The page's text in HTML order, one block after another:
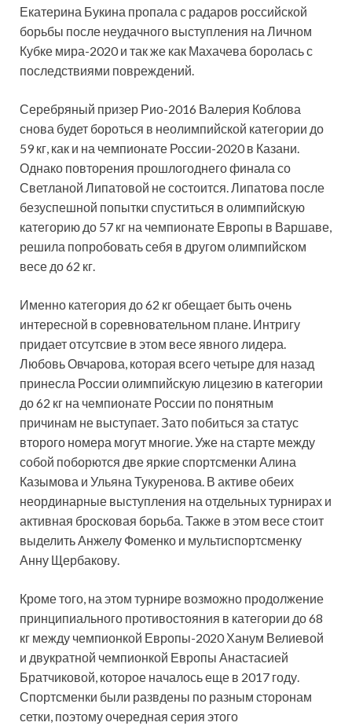
Екатерина Букина пропала с радаров российской
борьбы после неудачного выступления на Личном
Кубке мира-2020 и так же как Махачева боролась с
последствиями повреждений.
Серебряный призер Рио-2016 Валерия Коблова
снова будет бороться в неолимпийской категории до
59 кг, как и на чемпионате России-2020 в Казани.
Однако повторения прошлогоднего финала со
Светланой Липатовой не состоится. Липатова после
безуспешной попытки спуститься в олимпийскую
категорию до 57 кг на чемпионате Европы в Варшаве,
решила попробовать себя в другом олимпийском
весе до 62 кг.
Именно категория до 62 кг обещает быть очень
интересной в соревновательном плане. Интригу
придает отсутсвие в этом весе явного лидера.
Любовь Овчарова, которая всего четыре для назад
принесла России олимпийскую лицезию в категории
до 62 кг на чемпионате России по понятным
причинам не выступает. Зато побиться за статус
второго номера могут многие. Уже на старте между
собой поборются две яркие спортсменки Алина
Казымова и Ульяна Тукуренова. В активе обеих
неординарные выступления на отдельных турнирах и
активная бросковая борьба. Также в этом весе стоит
выделить Анжелу Фоменко и мультиспортсменку
Анну Щербакову.
Кроме того, на этом турнире возможно продолжение
принципиального противостояния в категории до 68
кг между чемпионкой Европы-2020 Ханум Велиевой
и двукратной чемпионкой Европы Анастасией
Братчиковой, которое началось еще в 2017 году.
Спортсменки были развдены по разным сторонам
сетки, поэтому очередная серия этого